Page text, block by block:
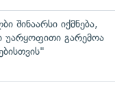
შინაარსი იქმნება,
უარყოფითი გარემოა